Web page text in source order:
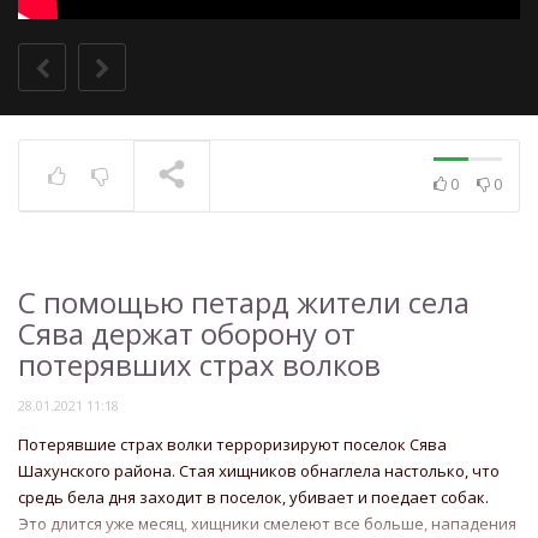
0 0
С помощью петард жители села
Сява держат оборону от
потерявших страх волков
28.01.2021 11:18
Потерявшие страх волки терроризируют поселок Сява
Шахунского района. Стая хищников обнаглела настолько, что
средь бела дня заходит в поселок, убивает и поедает собак.
Это длится уже месяц, хищники смелеют все больше, нападения